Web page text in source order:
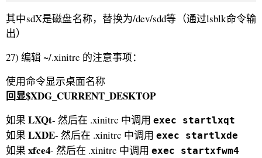
其中sdX是磁盘名称，替换为/dev/sdd等（通过lsblk命令输
出）
27) 编辑 ~/.xinitrc 的注意事项：
使用命令显示桌面名称
回显$XDG_CURRENT_DESKTOP
如果 LXQt- 然后在 .xinitrc 中调用 exec startlxqt
如果 LXDE- 然后在 .xinitrc 中调用 exec startlxde
如果 xfce4- 然后在 .xinitrc 中调用 exec startxfwm4